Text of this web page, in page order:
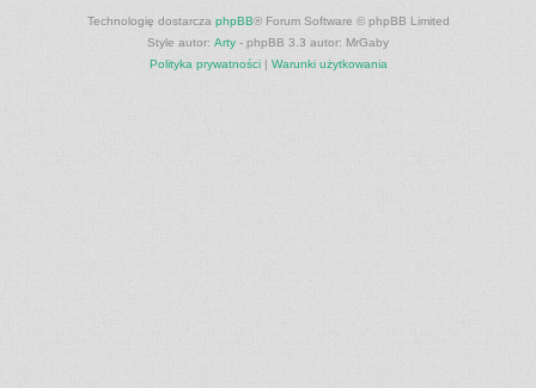
Technologię dostarcza phpBB® Forum Software © phpBB Limited
Style autor: Arty - phpBB 3.3 autor: MrGaby
Polityka prywatności| Warunki użytkowania